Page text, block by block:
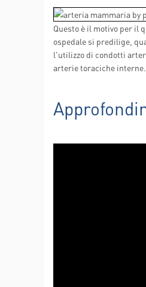
Questo è il motivo per il
ospedale si predilige,
l'utilizzo di condotti
arterie toraciche interne.